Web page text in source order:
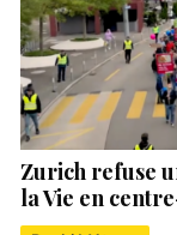
Zurich refuse
la Vie en